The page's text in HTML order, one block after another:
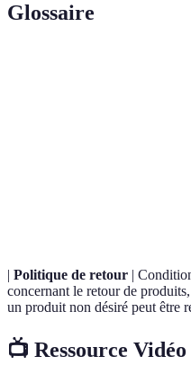
Glossaire
| Politique de retour |
concernant le retour de
un produit non désiré peut être
📺 Ressource Vidéo